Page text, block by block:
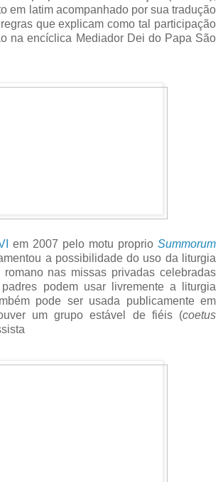
em latim acompanhado por sua tradução
que explicam como tal participação
na encíclica Mediador Dei do Papa São
em 2007 pelo motu proprio Summorum
a possibilidade do uso da liturgia
nas missas privadas celebradas
podem usar livremente a liturgia
pode ser usada publicamente em
um grupo estável de fiéis (coetus